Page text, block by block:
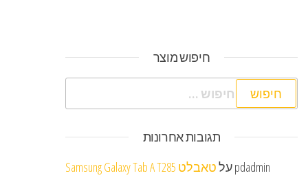
חיפוש מוצר
חיפוש:
תגובות אחרונות
pdadminעלטאבלט Samsung Galaxy Tab A T285